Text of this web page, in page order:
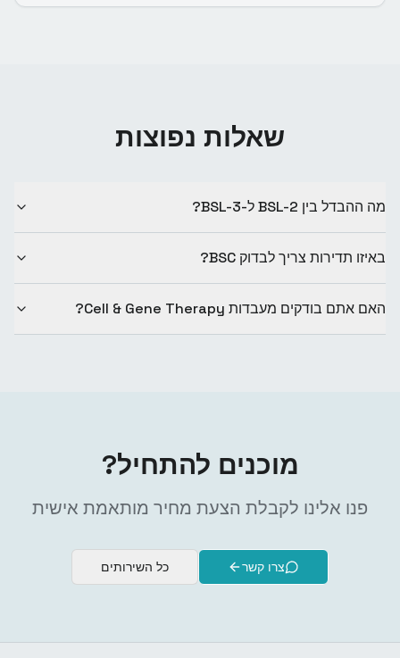
שאלות נפוצות
מה ההבדל בין BSL-2 ל-BSL-3?
באיזו תדירות צריך לבדוק BSC?
האם אתם בודקים מעבדות Cell & Gene Therapy?
מוכנים להתחיל?
פנו אלינו לקבלת הצעת מחיר מותאמת אישית
צרו קשר כל השירותים